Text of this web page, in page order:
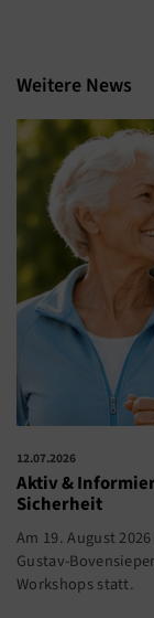
Weitere News
12.07.2026
Aktiv &
Sicherheit
Am 19. August
Gustav-
Workshops statt.